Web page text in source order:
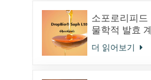
소포로리피
물학적 발효
안전한 화장품
급업체
더 읽어보기